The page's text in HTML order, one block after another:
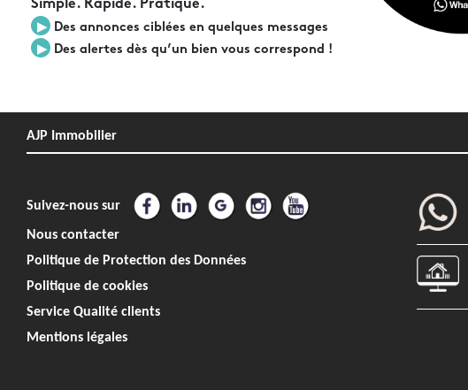
Simple. Rapide. Pratique.
▶︎
Des annonces ciblées en quelques messages
▶︎
Des alertes dès qu’un bien vous correspond !
AJP Immobilier
Suivez-nous sur
Nous contacter
Politique de Protection des Données
Politique de cookies
Service Qualité clients
Mentions légales